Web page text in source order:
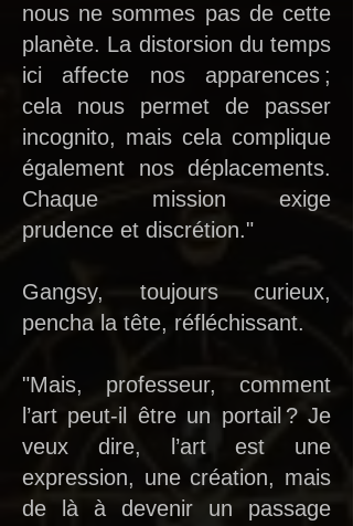
nous ne sommes pas de cette
planète. La distorsion du temps
ici affecte nos apparences ;
cela nous permet de passer
incognito, mais cela complique
également nos déplacements.
Chaque mission exige
prudence et discrétion."
Gangsy, toujours curieux,
pencha la tête, réfléchissant.
"Mais, professeur, comment
l’art peut-il être un portail ? Je
veux dire, l’art est une
expression, une création, mais
de là à devenir un passage